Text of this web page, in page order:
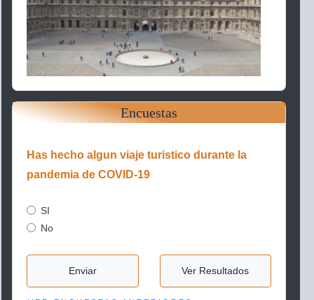
Encuestas
Has hecho algun viaje turistico durante la
pandemia de COVID-19
SI
No
Enviar Ver Resultados